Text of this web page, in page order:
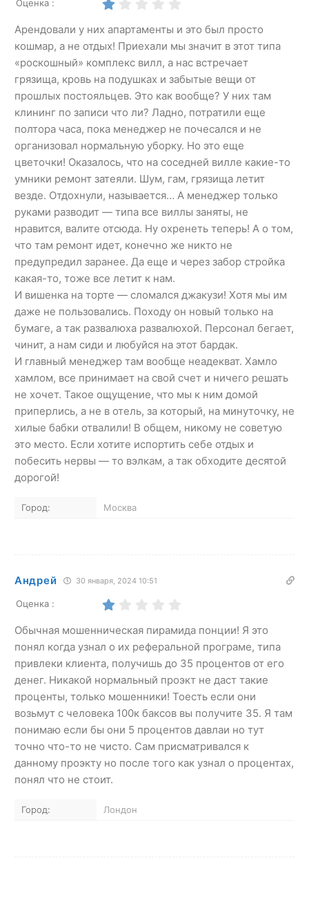
Оценка :
Арендовали у них апартаменты и это был просто
кошмар, а не отдых! Приехали мы значит в этот типа
«роскошный» комплекс вилл, а нас встречает
грязища, кровь на подушках и забытые вещи от
прошлых постояльцев. Это как вообще? У них там
клининг по записи что ли? Ладно, потратили еще
полтора часа, пока менеджер не почесался и не
организовал нормальную уборку. Но это еще
цветочки! Оказалось, что на соседней вилле какие-то
умники ремонт затеяли. Шум, гам, грязища летит
везде. Отдохнули, называется… А менеджер только
руками разводит — типа все виллы заняты, не
нравится, валите отсюда. Ну охренеть теперь! А о том,
что там ремонт идет, конечно же никто не
предупредил заранее. Да еще и через забор стройка
какая-то, тоже все летит к нам.
И вишенка на торте — сломался джакузи! Хотя мы им
даже не пользовались. Походу он новый только на
бумаге, а так развалюха развалюхой. Персонал бегает,
чинит, а нам сиди и любуйся на этот бардак.
И главный менеджер там вообще неадекват. Хамло
хамлом, все принимает на свой счет и ничего решать
не хочет. Такое ощущение, что мы к ним домой
приперлись, а не в отель, за который, на минуточку, не
хилые бабки отвалили! В общем, никому не советую
это место. Если хотите испортить себе отдых и
побесить нервы — то вэлкам, а так обходите десятой
дорогой!
Город: Москва
Андрей 30 января, 2024 10:51
Оценка :
Обычная мошенническая пирамида понции! Я это
понял когда узнал о их реферальной програме, типа
привлеки клиента, получишь до 35 процентов от его
денег. Никакой нормальный проэкт не даст такие
проценты, только мошенники! Тоесть если они
возьмут с человека 100к баксов вы получите 35. Я там
понимаю если бы они 5 процентов давлаи но тут
точно что-то не чисто. Сам присматривался к
данному проэкту но после того как узнал о процентах,
понял что не стоит.
Город: Лондон